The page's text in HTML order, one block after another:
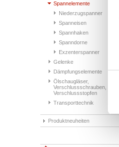
Spannelemente
Niederzugspanner
Spanneisen
Spannhaken
Spanndorne
Exzenterspanner
Gelenke
Dämpfungselemente
Ölschaugläser,
Verschlussschrauben,
Verschlussstopfen
Transporttechnik
Produktneuheiten